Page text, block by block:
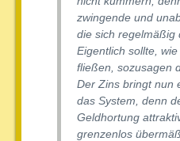
zwingende und
die sich regelmäßig
Eigentlich sollte,
fließen, sozusagen
Der Zins bringt nun
das System, denn
Geldhortung
grenzenlos